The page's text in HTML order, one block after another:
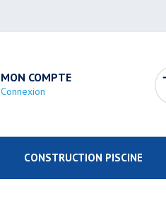
MON COMPTE
Connexion
CONSTRUCTION PISCINE